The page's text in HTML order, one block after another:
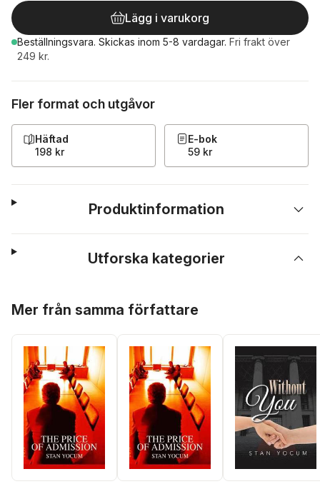
Lägg i varukorg
Beställningsvara. Skickas inom 5-8 vardagar. Fri frakt över
249 kr.
Fler format och utgåvor
Häftad
198 kr
E-bok
59 kr
Produktinformation
Utforska kategorier
Mer från samma författare